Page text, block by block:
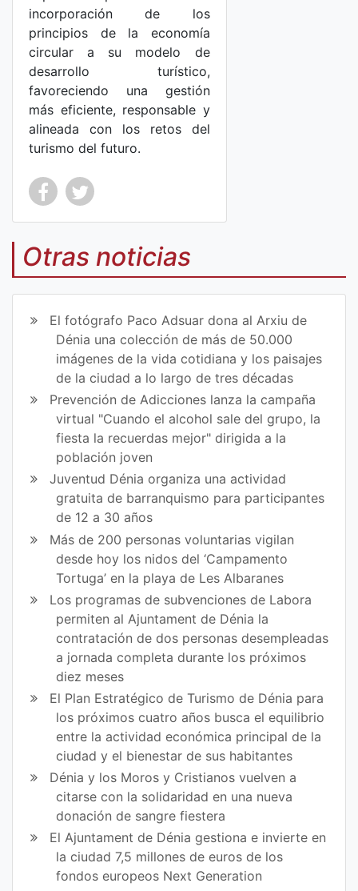
incorporación de los
principios de la economía
circular a su modelo de
desarrollo turístico,
favoreciendo una gestión
más eficiente, responsable y
alineada con los retos del
turismo del futuro.
Co
mp
art
en
Fa
ce
bo
ok
Co
mp
art
ir
en
Tw
itt
er
Otras noticias
El fotógrafo Paco Adsuar dona al Arxiu de
Dénia una colección de más de 50.000
imágenes de la vida cotidiana y los paisajes
de la ciudad a lo largo de tres décadas
Prevención de Adicciones lanza la campaña
virtual "Cuando el alcohol sale del grupo, la
fiesta la recuerdas mejor" dirigida a la
población joven
Juventud Dénia organiza una actividad
gratuita de barranquismo para participantes
de 12 a 30 años
Más de 200 personas voluntarias vigilan
desde hoy los nidos del ‘Campamento
Tortuga’ en la playa de Les Albaranes
Los programas de subvenciones de Labora
permiten al Ajuntament de Dénia la
contratación de dos personas desempleadas
a jornada completa durante los próximos
diez meses
El Plan Estratégico de Turismo de Dénia para
los próximos cuatro años busca el equilibrio
entre la actividad económica principal de la
ciudad y el bienestar de sus habitantes
Dénia y los Moros y Cristianos vuelven a
citarse con la solidaridad en una nueva
donación de sangre fiestera
El Ajuntament de Dénia gestiona e invierte en
la ciudad 7,5 millones de euros de los
fondos europeos Next Generation